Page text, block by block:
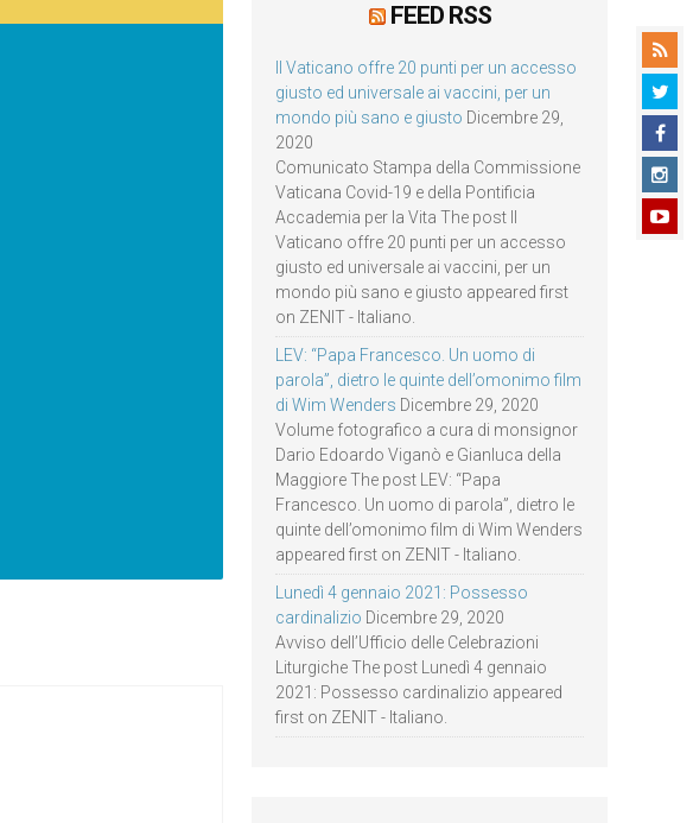
FEED RSS
Il Vaticano offre 20 punti per un accesso
giusto ed universale ai vaccini, per un
mondo più sano e giusto Dicembre 29,
2020
Comunicato Stampa della Commissione
Vaticana Covid-19 e della Pontificia
Accademia per la Vita The post Il
Vaticano offre 20 punti per un accesso
giusto ed universale ai vaccini, per un
mondo più sano e giusto appeared first
on ZENIT - Italiano.
LEV: “Papa Francesco. Un uomo di
parola”, dietro le quinte dell’omonimo film
di Wim Wenders Dicembre 29, 2020
Volume fotografico a cura di monsignor
Dario Edoardo Viganò e Gianluca della
Maggiore The post LEV: “Papa
Francesco. Un uomo di parola”, dietro le
quinte dell’omonimo film di Wim Wenders
appeared first on ZENIT - Italiano.
Lunedì 4 gennaio 2021: Possesso
cardinalizio Dicembre 29, 2020
Avviso dell’Ufficio delle Celebrazioni
Liturgiche The post Lunedì 4 gennaio
2021: Possesso cardinalizio appeared
first on ZENIT - Italiano.